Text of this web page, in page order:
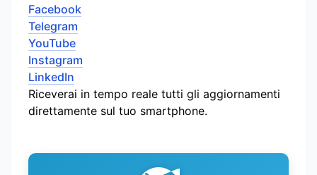
Facebook
Telegram
YouTube
Instagram
LinkedIn
Riceverai in tempo reale tutti gli aggiornamenti
direttamente sul tuo smartphone.